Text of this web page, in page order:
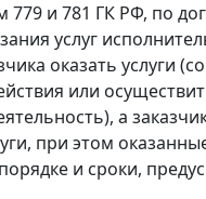
779 и 781 ГК РФ, по
услуг
оказать услуги
или
а
при этом
и сроки,